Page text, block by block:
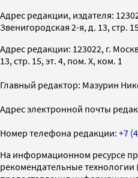
Адрес редакции, издателя:
Звенигородская 2-я, д. 13, стр.
Адрес редакции: 123022, г.
13, стр. 15, эт. 4, пом. X, ком. 1
Главный редактор: Мазурин
Адрес электронной почты
Номер телефона редакции: +7
На информационном ресурсе
рекомендательные